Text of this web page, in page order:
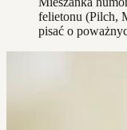
felietonu (Pilch,
pisać o